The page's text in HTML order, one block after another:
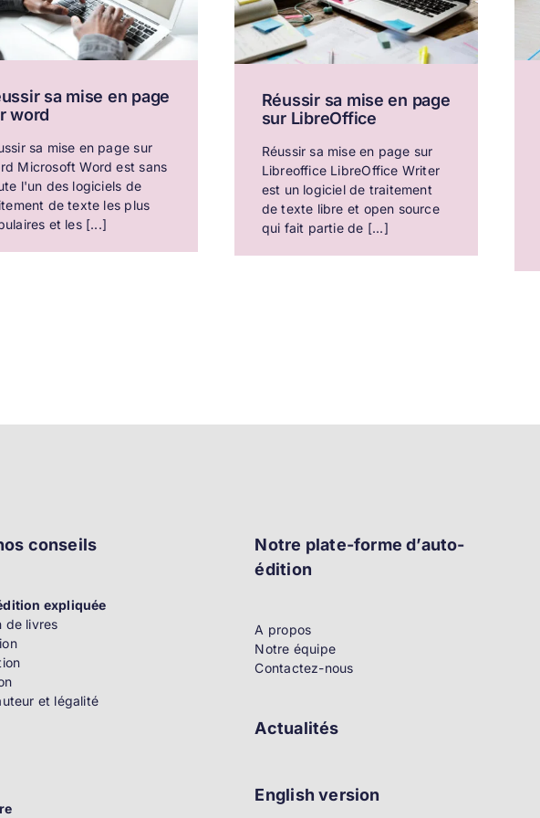
sa mise en page
word
sa mise en page sur
Microsoft Word est sans
l'un des logiciels de
de texte les plus
et les [...]
Réussir sa mise en page
sur LibreOffice
Réussir sa mise en page sur
Libreoffice LibreOffice Writer
est un logiciel de traitement
de texte libre et open source
qui fait partie de [...]
conseils
expliquée
de livres
et légalité
Notre plate-forme d’auto-
édition
A propos
Notre équipe
Contactez-nous
Actualités
English version